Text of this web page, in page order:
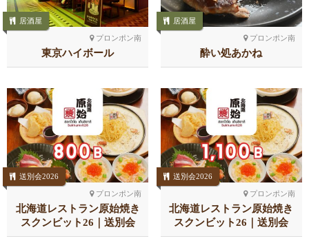
プロンポン南
居酒屋
東京ハイボール
プロンポン南
居酒屋
酔い処あかね
プロンポン南
送別会2026
北海道レストラン原始焼き
スクンビット26｜送別会
プロンポン南
送別会2026
北海道レストラン原始焼き
スクンビット26｜送別会